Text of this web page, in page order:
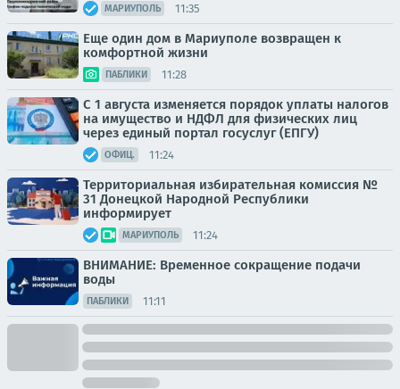
МАРИУПОЛЬ 11:35
Еще один дом в Мариуполе возвращен к
комфортной жизни
ПАБЛИКИ 11:28
С 1 августа изменяется порядок уплаты налогов
на имущество и НДФЛ для физических лиц
через единый портал госуслуг (ЕПГУ)
ОФИЦ. 11:24
Территориальная избирательная комиссия №
31 Донецкой Народной Республики
информирует
МАРИУПОЛЬ 11:24
ВНИМАНИЕ: Временное сокращение подачи
воды
ПАБЛИКИ 11:11